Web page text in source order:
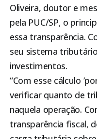
Oliveira, doutor e
pela PUC/SP, o
essa transparência.
seu sistema
investimentos.
“Com esse cálculo
verificar quanto de
naquela operação.
transparência fiscal,